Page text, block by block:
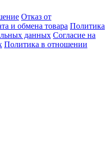
Отказ от
и обмена товара Политика
данных Согласие на
Политика в отношении